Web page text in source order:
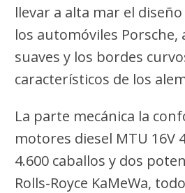
llevar a alta mar el
los automóviles
suaves y los bordes
característicos de los
La parte mecánica la
motores diesel MTU 16V
4.600 caballos y dos
Rolls-Royce KaMeWa,